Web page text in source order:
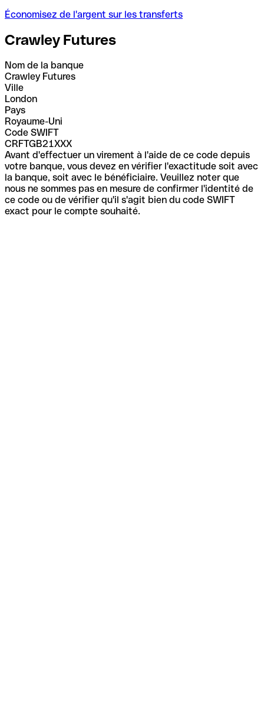
Économisez de l'argent sur les transferts
Crawley Futures
Nom de la banque
Crawley Futures
Ville
London
Pays
Royaume-Uni
Code SWIFT
CRFTGB21XXX
Avant d'effectuer un virement à l'aide de ce code depuis
votre banque, vous devez en vérifier l'exactitude soit avec
la banque, soit avec le bénéficiaire. Veuillez noter que
nous ne sommes pas en mesure de confirmer l'identité de
ce code ou de vérifier qu'il s'agit bien du code SWIFT
exact pour le compte souhaité.